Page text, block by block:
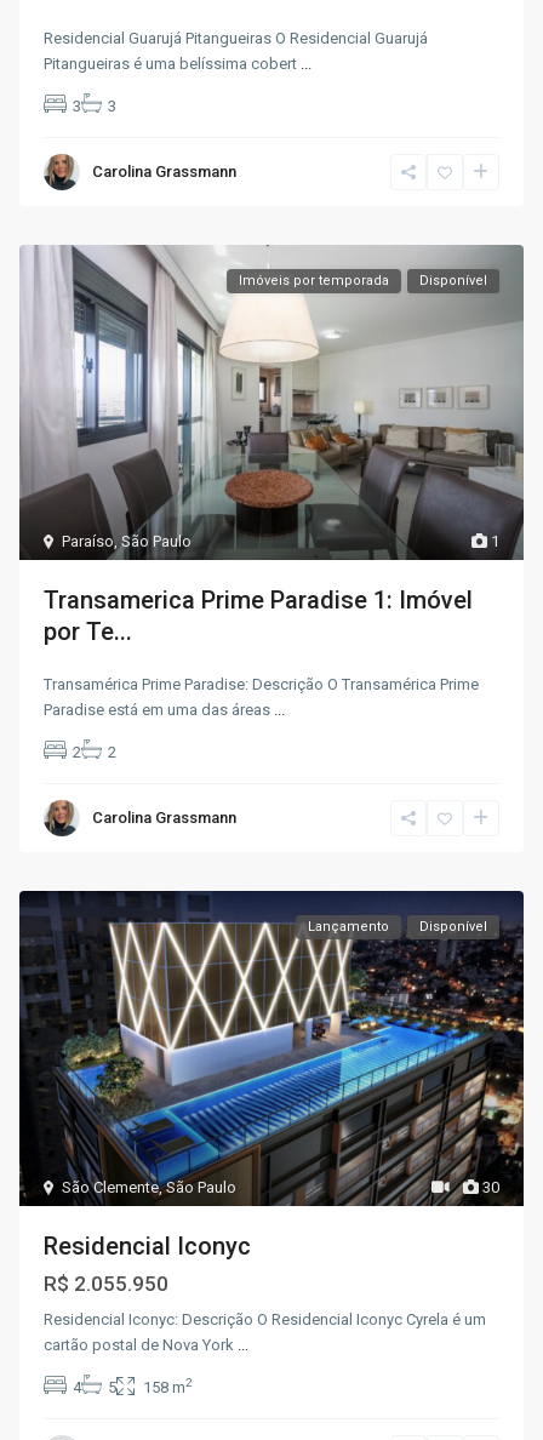
Residencial Guarujá Pitangueiras O Residencial Guarujá
Pitangueiras é uma belíssima cobert ...
3 3
Carolina Grassmann
1
Paraíso,São Paulo
Imóveis por temporada Disponível
Transamerica Prime Paradise 1: Imóvel
por Te...
Transamérica Prime Paradise: Descrição O Transamérica Prime
Paradise está em uma das áreas
2 2
Carolina Grassmann
30
São Clemente,São Paulo
Lançamento Disponível
Residencial Iconyc
R$ 2.055.950
Residencial Iconyc: Descrição O Residencial Iconyc Cyrela é um
cartão postal de Nova York
4 5 158 m2